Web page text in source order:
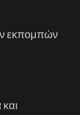
εκπομπών
και